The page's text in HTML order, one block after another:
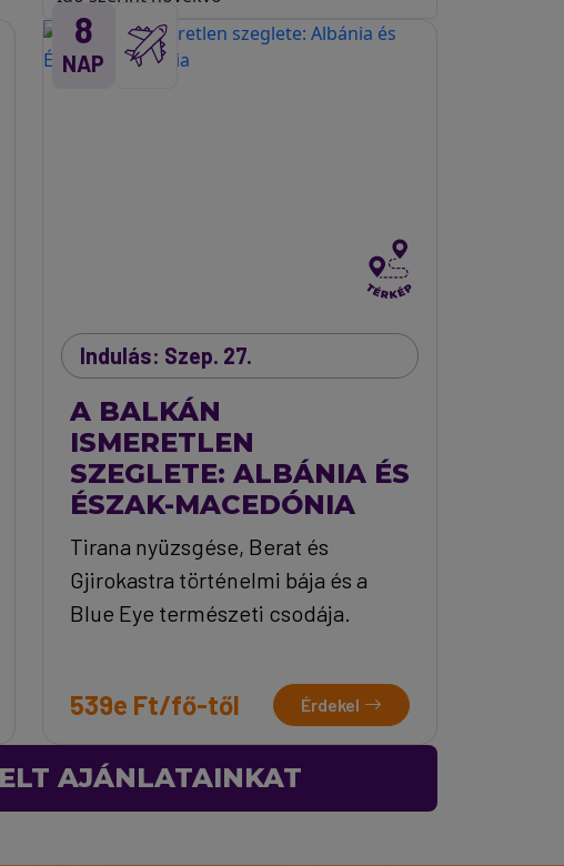
8
NAP
Indulás: Szep. 27.
A BALKÁN
ISMERETLEN
SZEGLETE: ALBÁNIA ÉS
ÉSZAK-MACEDÓNIA
Tirana nyüzsgése, Berat és
Gjirokastra történelmi bája és a
Blue Eye természeti csodája.
539e Ft/fő-től Érdekel
AJÁNLATAINKAT